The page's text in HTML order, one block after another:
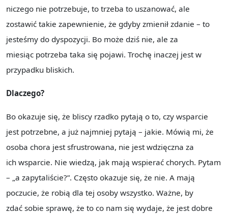
niczego nie potrzebuje, to trzeba to uszanować, ale
zostawić takie zapewnienie, że gdyby zmienił zdanie – to
jesteśmy do dyspozycji. Bo może dziś nie, ale za
miesiąc potrzeba taka się pojawi. Trochę inaczej jest w
przypadku bliskich.
Dlaczego?
Bo okazuje się, że bliscy rzadko pytają o to, czy wsparcie
jest potrzebne, a już najmniej pytają – jakie. Mówią mi, że
osoba chora jest sfrustrowana, nie jest wdzięczna za
ich wsparcie. Nie wiedzą, jak mają wspierać chorych. Pytam
– „a zapytaliście?”. Często okazuje się, że nie. A mają
poczucie, że robią dla tej osoby wszystko. Ważne, by
zdać sobie sprawę, że to co nam się wydaje, że jest dobre